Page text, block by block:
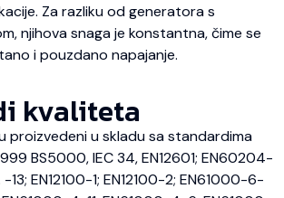
Za razliku od generatora s
njihova snaga je konstantna, čime se
i pouzdano napajanje.
kvaliteta
proizvedeni u skladu sa standardima
BS5000, IEC 34, EN12601; EN60204-
-13; EN12100-1; EN12100-2; EN61000-6-